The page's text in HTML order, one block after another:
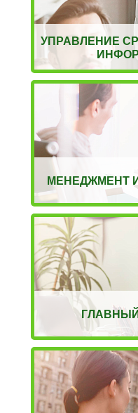
УПРАВЛЕНИЕ
МЕНЕДЖМЕНТ